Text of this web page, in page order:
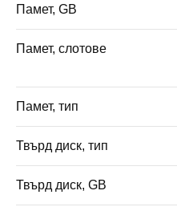
Памет, GB
Памет, слотове
Памет, тип
Твърд диск, тип
Твърд диск, GB